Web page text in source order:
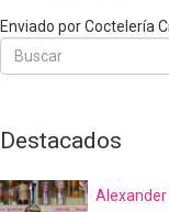
Enviado porCoctelería
Buscar
Buscar
Destacados